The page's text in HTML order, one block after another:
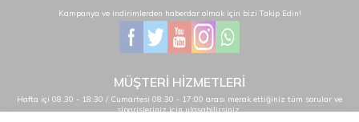
Kampanya ve indirimlerden haberdar olmak için bizi Takip Edin!
MÜŞTERİ HİZMETLERİ
Hafta içi 08:30 - 18:30 / Cumartesi 08:30 - 17:00 arası merak ettiğiniz tüm sorular ve
siparişleriniz için ulaşabilirsiniz.